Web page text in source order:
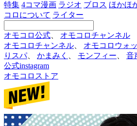
特集 4コマ漫画 ラジオ ブロス ほかほ
コロについて ライター
オモコロ公式
オモコロチャンネル
オモコロチャンネル
オモコロウォ
りスパ、 かまみく モンフィー
音
公式instagram
オモコロストア